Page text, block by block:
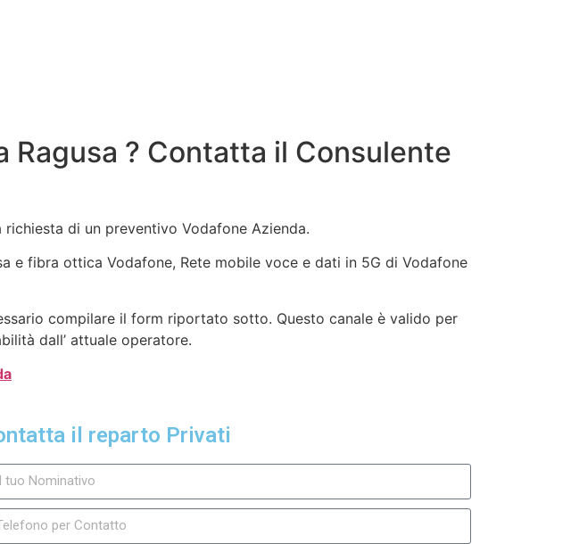
? Contatta il Consulente
richiesta di un preventivo Vodafone Azienda.
fibra ottica Vodafone, Rete mobile voce e dati in 5G di Vodafone
compilare il form riportato sotto. Questo canale è valido per
dall’ attuale operatore.
il reparto Privati